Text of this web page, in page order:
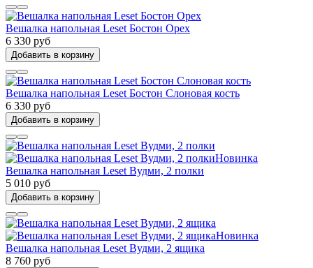
Вешалка напольная Leset Бостон Орех
6 330 руб
Добавить в корзину
Вешалка напольная Leset Бостон Слоновая кость
6 330 руб
Добавить в корзину
Новинка
Вешалка напольная Leset Вудми, 2 полки
5 010 руб
Добавить в корзину
Новинка
Вешалка напольная Leset Вудми, 2 ящика
8 760 руб